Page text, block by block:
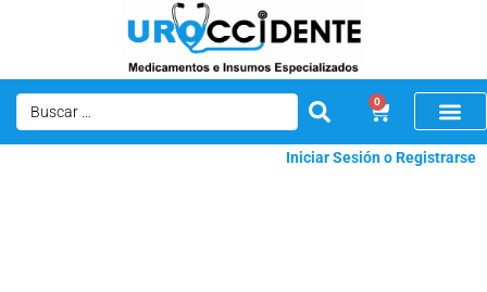
0
Iniciar Sesión o Registrarse